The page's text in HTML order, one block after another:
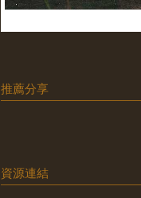
推薦分享
資源連結